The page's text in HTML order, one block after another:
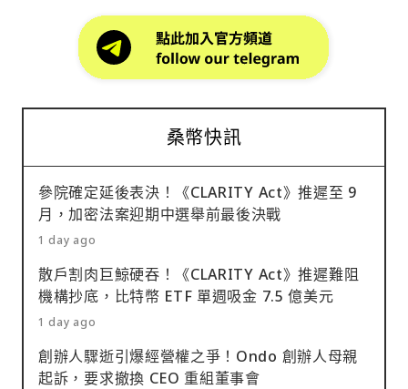
桑幣快訊
參院確定延後表決！《CLARITY Act》推遲至 9
月，加密法案迎期中選舉前最後決戰
1 day ago
散戶割肉巨鯨硬吞！《CLARITY Act》推遲難阻
機構抄底，比特幣 ETF 單週吸金 7.5 億美元
1 day ago
創辦人驟逝引爆經營權之爭！Ondo 創辦人母親
起訴，要求撤換 CEO 重組董事會